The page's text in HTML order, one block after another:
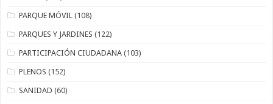
PARQUE MÓVIL (108)
PARQUES Y JARDINES (122)
PARTICIPACIÓN CIUDADANA (103)
PLENOS (152)
SANIDAD (60)